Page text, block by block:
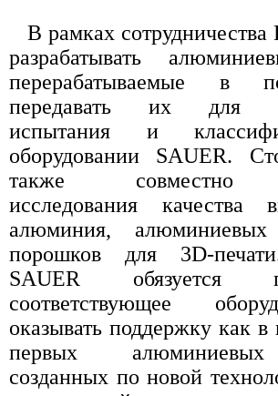
В рамках
разрабатывать
перерабатываемые в
передавать их для
испытания и
оборудовании SAUER.
также совместно
исследования качества
алюминия,
порошков для 3D-
SAUER обязуется
соответствующее
оказывать поддержку как в
первых
созданных по новой